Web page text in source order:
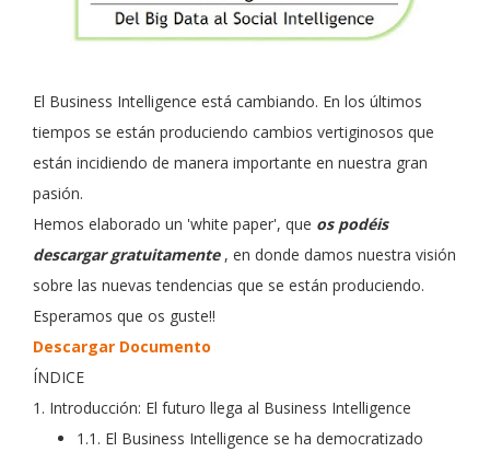
El Business Intelligence está cambiando. En los últimos
tiempos se están produciendo cambios vertiginosos que
están incidiendo de manera importante en nuestra gran
pasión.
Hemos elaborado un 'white paper', que os podéis
descargar gratuitamente, en donde damos nuestra visión
sobre las nuevas tendencias que se están produciendo.
Esperamos que os guste!!
Descargar Documento
ÍNDICE
1. Introducción: El futuro llega al Business Intelligence
1.1. El Business Intelligence se ha democratizado